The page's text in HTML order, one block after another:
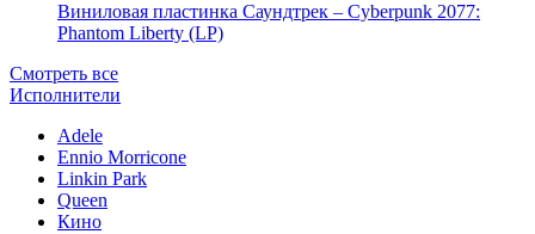
Виниловая пластинка Саундтрек – Cyberpunk 2077:
Phantom Liberty (LP)
Смотреть все
Исполнители
Adele
Ennio Morricone
Linkin Park
Queen
Кино